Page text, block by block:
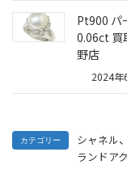
Pt900 パ
0.06ct 買
野店
2024年
カテゴリー シャネル、
ランドア